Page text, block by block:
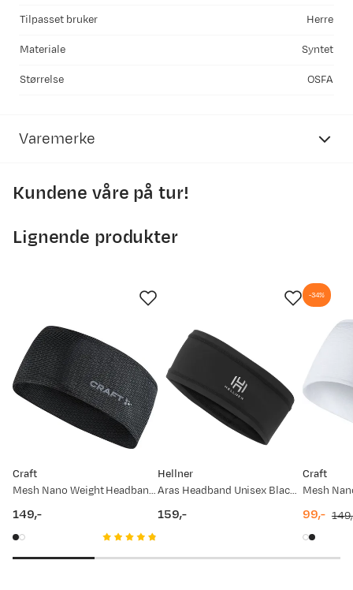
Tilpasset bruker Herre
Materiale Syntet
Størrelse OSFA
Varemerke
Kundene våre på tur!
Lignende produkter
Craft
Mesh Nano Weight Headband Black
price
149,-
Hellner
Aras Headband Unisex Black Beauty
159,-
Craft
-34%
99,-
original